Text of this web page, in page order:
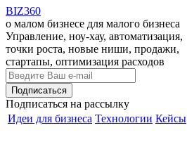
BIZ360
о малом бизнесе для малого бизнеса
Управление, ноу-хау, автоматизация,
точки роста, новые ниши, продажи,
стартапы, оптимизация расходов
Подписаться на рассылку
Идеи для бизнеса Технологии Кейсы